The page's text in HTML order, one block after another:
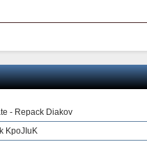
- Repack Diakov
KpoJIuK